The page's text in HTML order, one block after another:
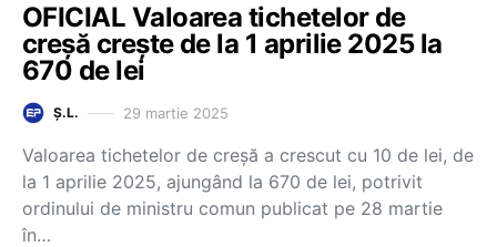
OFICIAL Valoarea tichetelor de
creșă crește de la 1 aprilie 2025 la
670 de lei
Ș.L. 29 martie 2025
Valoarea tichetelor de creșă a crescut cu 10 de lei, de
la 1 aprilie 2025, ajungând la 670 de lei, potrivit
ordinului de ministru comun publicat pe 28 martie
în…